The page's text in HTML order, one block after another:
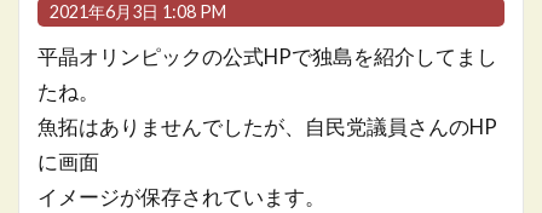
2021年6月3日 1:08 PM
平晶オリンピックの公式HPで独島を紹介してまし
たね。
魚拓はありませんでしたが、自民党議員さんのHP
に画面
イメージが保存されています。